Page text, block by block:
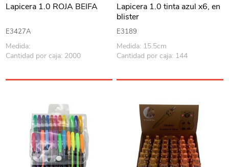
Lapicera 1.0 ROJA BEIFA
E3427A
Medida:
Cantidad por caja: 2000
Lapicera 1.0 tinta azul x6, en
blister
E3189
Medida: 15.5cm
Cantidad por caja: 144